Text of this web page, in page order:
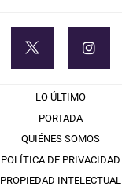
LO ÚLTIMO
PORTADA
QUIÉNES SOMOS
POLÍTICA DE PRIVACIDAD
PROPIEDAD INTELECTUAL